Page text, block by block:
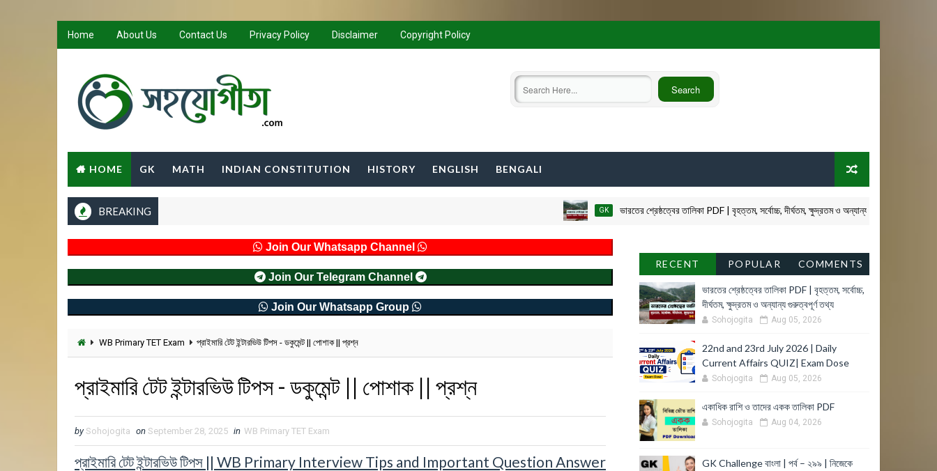
Home About Us Contact Us Privacy Policy Disclaimer Copyright Policy
HOME GK MATH INDIAN CONSTITUTION HISTORY ENGLISH BENGALI
BREAKING GK ভারতের শ্রেষ্ঠত্বের তালিকা PDF | বৃহত্তম, সর্বোচ্চ, দীর্ঘতম, ক্ষুদ্রতম ও অন্যান্য গুরুত্বপূর্ণ তথ্য
Join Our Whatsapp Channel
Join Our Telegram Channel
Join Our Whatsapp Group
WB Primary TET Exam প্রাইমারি টেট ইন্টারভিউ টিপস - ডকুমেন্ট || পোশাক || প্রশ্ন
প্রাইমারি টেট ইন্টারভিউ টিপস - ডকুমেন্ট || পোশাক || প্রশ্ন
by Sohojogita on September 28, 2025 in WB Primary TET Exam
প্রাইমারি টেট ইন্টারভিউ টিপস || WB Primary Interview Tips and Important Question Answer
RECENT POPULAR COMMENTS
ভারতের শ্রেষ্ঠত্বের তালিকা PDF | বৃহত্তম, সর্বোচ্চ,
দীর্ঘতম, ক্ষুদ্রতম ও অন্যান্য গুরুত্বপূর্ণ তথ্য
Sohojogita Aug 05, 2026
22nd and 23rd July 2026 | Daily
Current Affairs QUIZ| Exam Dose
Sohojogita Aug 05, 2026
একাধিক রাশি ও তাদের একক তালিকা PDF
Sohojogita Aug 04, 2026
GK Challenge বাংলা | পর্ব – ২৯৯ | নিজেকে